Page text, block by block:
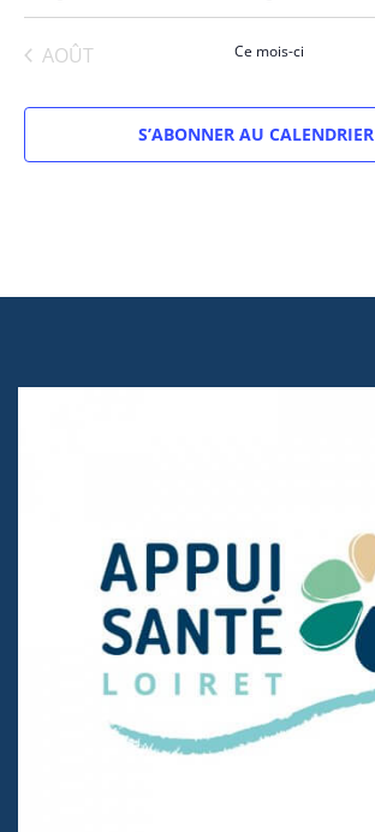
AOÛT Ce mois-ci
S’ABONNER AU CALENDRIER